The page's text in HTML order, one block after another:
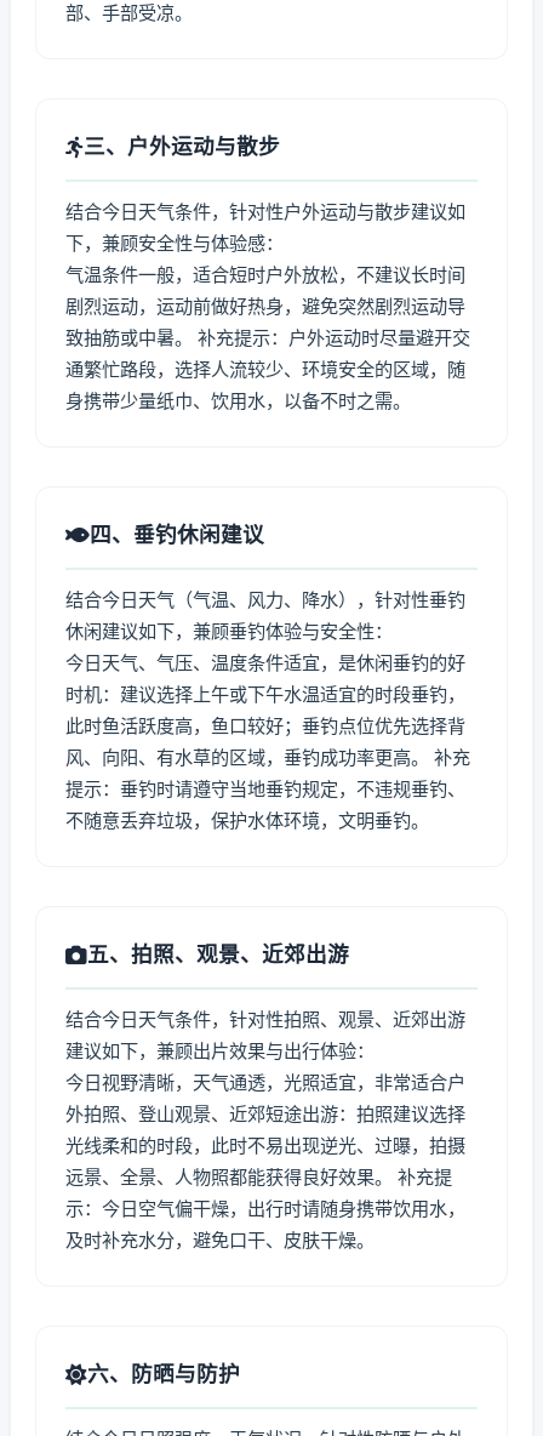
部、手部受凉。
三、户外运动与散步
结合今日天气条件，针对性户外运动与散步建议如
下，兼顾安全性与体验感：
气温条件一般，适合短时户外放松，不建议长时间
剧烈运动，运动前做好热身，避免突然剧烈运动导
致抽筋或中暑。 补充提示：户外运动时尽量避开交
通繁忙路段，选择人流较少、环境安全的区域，随
身携带少量纸巾、饮用水，以备不时之需。
四、垂钓休闲建议
结合今日天气（气温、风力、降水），针对性垂钓
休闲建议如下，兼顾垂钓体验与安全性：
今日天气、气压、温度条件适宜，是休闲垂钓的好
时机：建议选择上午或下午水温适宜的时段垂钓，
此时鱼活跃度高，鱼口较好；垂钓点位优先选择背
风、向阳、有水草的区域，垂钓成功率更高。 补充
提示：垂钓时请遵守当地垂钓规定，不违规垂钓、
不随意丢弃垃圾，保护水体环境，文明垂钓。
五、拍照、观景、近郊出游
结合今日天气条件，针对性拍照、观景、近郊出游
建议如下，兼顾出片效果与出行体验：
今日视野清晰，天气通透，光照适宜，非常适合户
外拍照、登山观景、近郊短途出游：拍照建议选择
光线柔和的时段，此时不易出现逆光、过曝，拍摄
远景、全景、人物照都能获得良好效果。 补充提
示：今日空气偏干燥，出行时请随身携带饮用水，
及时补充水分，避免口干、皮肤干燥。
六、防晒与防护